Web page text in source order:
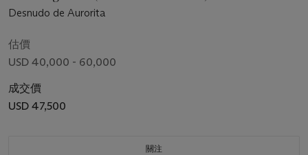
Desnudo de Aurorita
估價
USD 40,000 - 60,000
成交價
USD 47,500
關注